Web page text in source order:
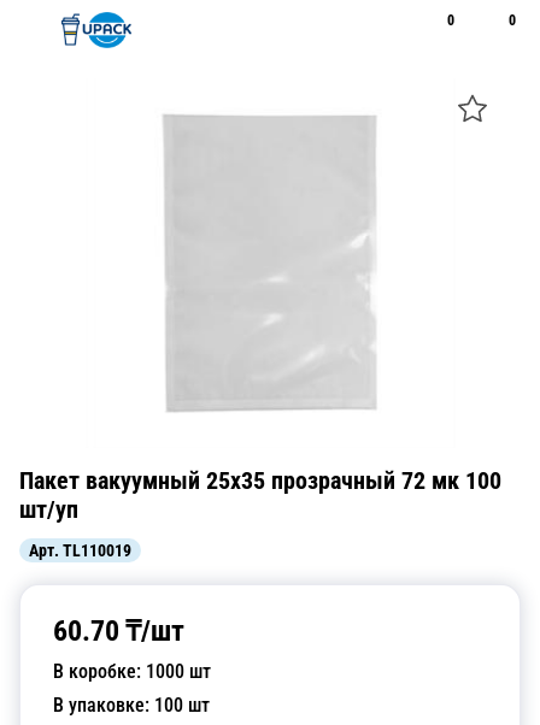
0 0
Пакет вакуумный 25х35 прозрачный 72 мк 100
шт/уп
Арт. TL110019
60.70 ₸/шт
В коробке: 1000 шт
В упаковке: 100 шт